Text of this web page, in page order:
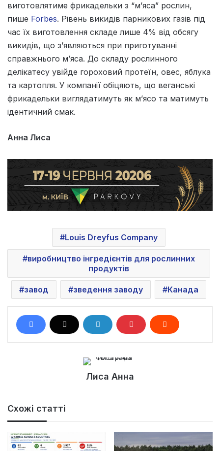
виготовлятиме фрикадельки з “м’яса” рослин,
пише Forbes. Рівень викидів парникових газів під
час їх виготовлення складе лише 4% від обсягу
викидів, що з’являються при приготуванні
справжнього м’яса. До складу рослинного
делікатесу увійде гороховий протеїн, овес, яблука
та картопля. У компанії обіцяють, що веганські
фрикадельки виглядатимуть як м’ясо та матимуть
ідентичний смак.
Анна Лиса
Louis Dreyfus Company
виробництво інгредієнтів для рослинних
продуктів
завод зведення заводу Канада
Лиса Анна
Схожі статті